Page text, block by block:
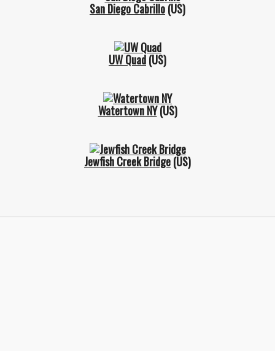
San Diego Cabrillo(US)
UW Quad(US)
Watertown NY(US)
Jewfish Creek Bridge(US)